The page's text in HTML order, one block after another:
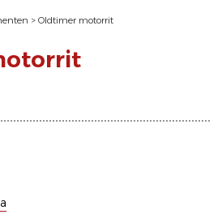
> Oldtimer motorrit